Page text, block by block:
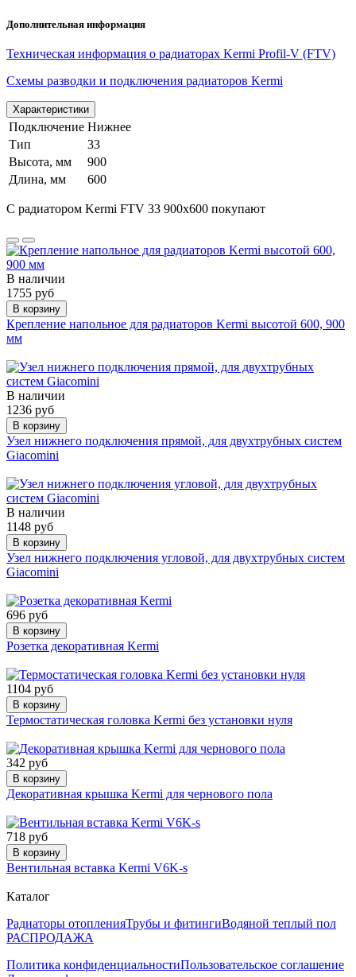
Дополнительная информация
Техническая информация о радиаторах Kermi Profil-V (FTV)
Схемы разводки и подключения радиаторов Kermi
Характеристики
Подключение Нижнее
Тип
33
Высота, мм
900
Длина, мм
600
С радиатором Kermi FTV 33 900x600 покупают
В наличии
1755 руб
В корзину
Крепление напольное для радиаторов Kermi высотой 600, 900
мм
В наличии
1236 руб
В корзину
Узел нижнего подключения прямой, для двухтрубных систем
Giacomini
В наличии
1148 руб
В корзину
Узел нижнего подключения угловой, для двухтрубных систем
Giacomini
696 руб
В корзину
Розетка декоративная Kermi
1104 руб
В корзину
Термостатическая головка Kermi без установки нуля
342 руб
В корзину
Декоративная крышка Kermi для чернового пола
718 руб
В корзину
Вентильная вставка Kermi V6K-s
Каталог
Радиаторы отопленияТрубы и фитингиВодяной теплый пол
РАСПРОДАЖА
Политика конфиденциальностиПользовательское соглашение